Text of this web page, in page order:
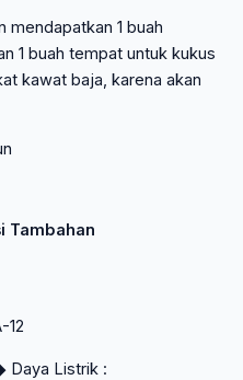
mendapatkan 1 buah
1 buah tempat untuk kukus
kawat baja, karena akan
Tambahan
12
Daya Listrik :